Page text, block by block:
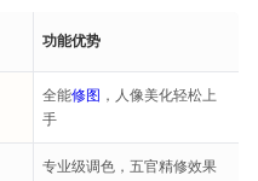
功能优势
全能修图 ，人像美化轻松上
手
专业级调色，五官精修效果